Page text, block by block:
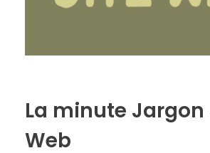
La minute Jargon
Web